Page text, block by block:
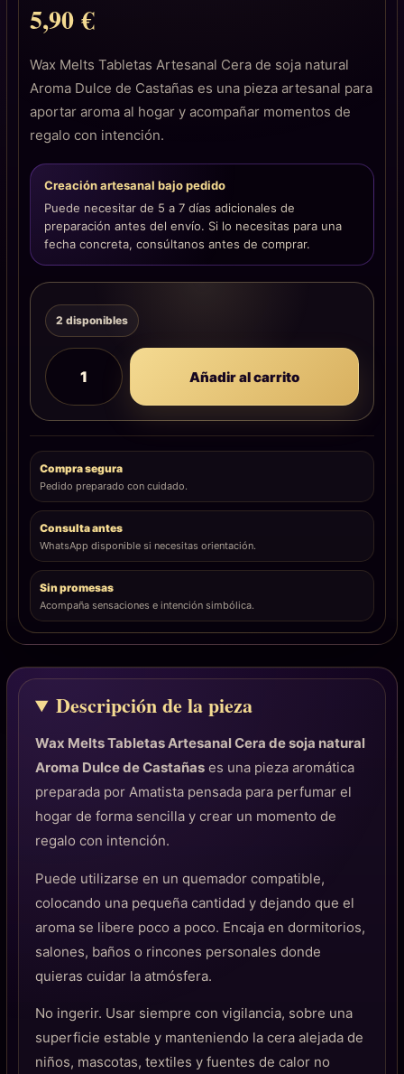
5,90€
Wax Melts Tabletas Artesanal Cera de soja natural
Aroma Dulce de Castañas es una pieza artesanal para
aportar aroma al hogar y acompañar momentos de
regalo con intención.
Creación artesanal bajo pedido
Puede necesitar de 5 a 7 días adicionales de
preparación antes del envío. Si lo necesitas para una
fecha concreta, consúltanos antes de comprar.
2 disponibles
Añadir al carrito
Compra segura
Pedido preparado con cuidado.
Consulta antes
WhatsApp disponible si necesitas orientación.
Sin promesas
Acompaña sensaciones e intención simbólica.
Descripción de la pieza
Wax Melts Tabletas Artesanal Cera de soja natural
Aroma Dulce de Castañas es una pieza aromática
preparada por Amatista pensada para perfumar el
hogar de forma sencilla y crear un momento de
regalo con intención.
Puede utilizarse en un quemador compatible,
colocando una pequeña cantidad y dejando que el
aroma se libere poco a poco. Encaja en dormitorios,
salones, baños o rincones personales donde
quieras cuidar la atmósfera.
No ingerir. Usar siempre con vigilancia, sobre una
superficie estable y manteniendo la cera alejada de
niños, mascotas, textiles y fuentes de calor no